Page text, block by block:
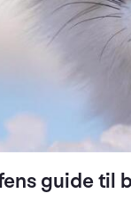
guide til